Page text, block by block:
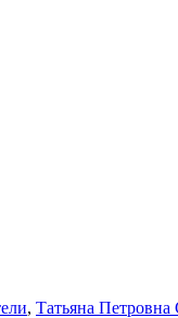
, Татьяна Петровна